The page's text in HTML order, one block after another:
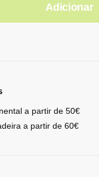
Adicionar
a partir de 50€
a partir de 60€